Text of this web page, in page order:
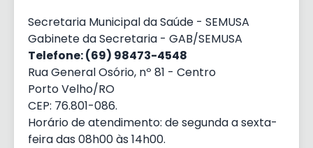
Secretaria Municipal da Saúde - SEMUSA
Gabinete da Secretaria - GAB/SEMUSA
Telefone: (69) 98473-4548
Rua General Osório, nº 81 - Centro
Porto Velho/RO
CEP: 76.801-086.
Horário de atendimento: de segunda a sexta-
feira das 08h00 às 14h00.